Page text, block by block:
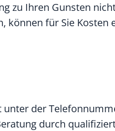
zu Ihren Gunsten
können für Sie Kosten
unter der
durch